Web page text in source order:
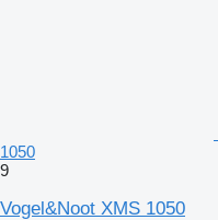
1050
9
Vogel&Noot XMS 1050